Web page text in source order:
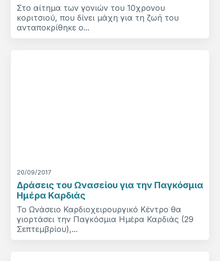
Στο αίτημα των γονιών του 10χρονου
κοριτσιού, που δίνει μάχη για τη ζωή του
ανταποκρίθηκε ο...
20/09/2017
Δράσεις του Ωνασείου για την Παγκόσμια
Ημέρα Καρδιάς
Το Ωνάσειο Καρδιοχειρουργικό Κέντρο θα
γιορτάσει την Παγκόσμια Ημέρα Καρδιάς (29
Σεπτεμβρίου),...